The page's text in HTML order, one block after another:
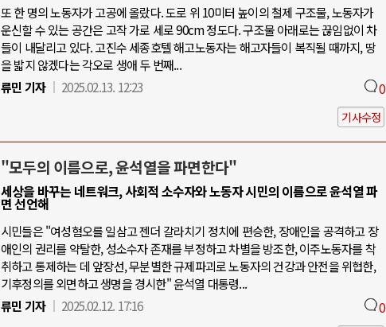
또 한 명의 노동자가 고공에 올랐다. 도로 위 10미터 높이의 철제 구조물, 노동자가
운신할 수 있는 공간은 고작 가로 세로 90cm 정도다. 구조물 아래로는 끊임없이 차
들이 내달리고 있다. 고진수 세종호텔 해고노동자는 해고자들이 복직될 때까지, 땅
을 밟지 않겠다는 각오로 생애 두 번째...
류민 기자
2025.02.13. 12:23 0
기사수정
"모두의 이름으로, 윤석열을 파면한다"
세상을 바꾸는 네트워크, 사회적 소수자와 노동자 시민의 이름으로 윤석열 파
면 선언해
시민들은 "여성혐오를 일삼고 젠더 갈라치기 정치에 편승한, 장애인을 공격하고 장
애인의 권리를 약탈한, 성소수자 존재를 부정하고 차별을 방조한, 이주노동자를 착
취하고 통제하는 데 앞장선, 무분별한 규제파괴로 노동자의 건강과 안전을 위협한,
기후정의를 외면하고 생명을 경시한" 윤석열 대통령...
류민 기자
2025.02.12. 17:16 0